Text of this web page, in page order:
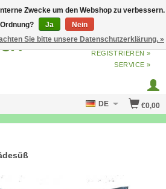
ANMELDENODERJETZT
REGISTRIEREN »
SERVICE »
€0,00
DE
Zwecke um den Webshop zu verbessern.
Ja
Nein
Sie bitte unsere Datenschutzerklärung. »